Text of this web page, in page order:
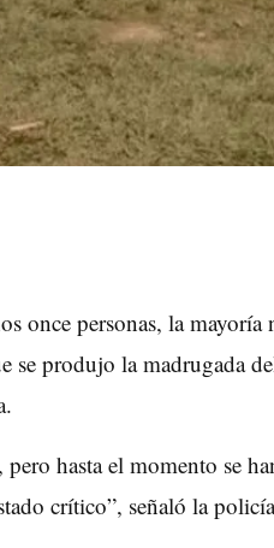
once personas, la
produjo la madrugada
pero hasta el momento se
crítico”, señaló la